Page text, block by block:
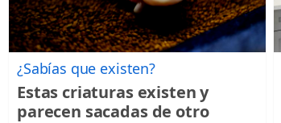
¿Sabías que existen?
Estas criaturas existen y
parecen sacadas de otro